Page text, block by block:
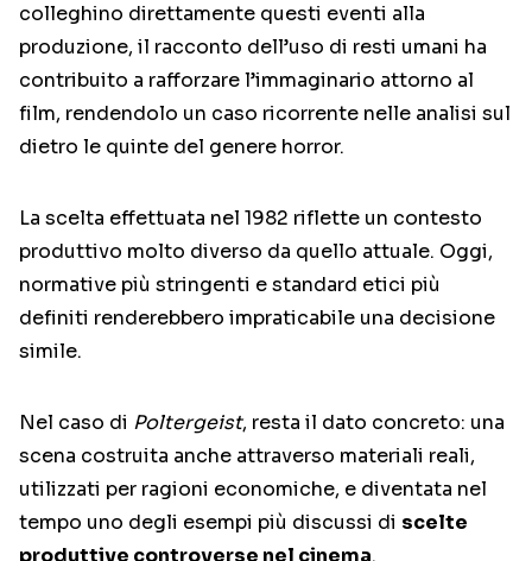
colleghino direttamente questi eventi alla
produzione, il racconto dell’uso di resti umani ha
contribuito a rafforzare l’immaginario attorno al
film, rendendolo un caso ricorrente nelle analisi sul
dietro le quinte del genere horror.
La scelta effettuata nel 1982 riflette un contesto
produttivo molto diverso da quello attuale. Oggi,
normative più stringenti e standard etici più
definiti renderebbero impraticabile una decisione
simile.
Nel caso di Poltergeist, resta il dato concreto: una
scena costruita anche attraverso materiali reali,
utilizzati per ragioni economiche, e diventata nel
tempo uno degli esempi più discussi di scelte
produttive controverse nel cinema.